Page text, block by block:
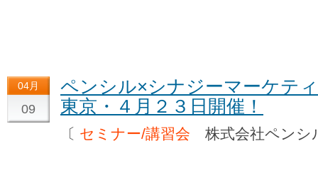
04月
09
ペンシル×シナジーマーケテ
東京・４月２３日開催！
〔 セミナー/講習会 株式会社ペン